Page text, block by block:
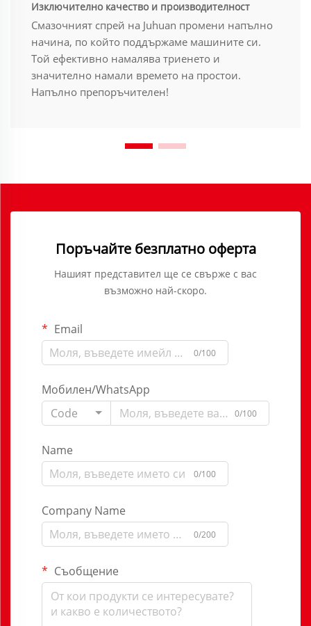
Изключително качество и производителност
Смазочният спрей на Juhuan промени напълно
начина, по който поддържаме машините си.
Той ефективно намалява триенето и
значително намали времето на простои.
Напълно препоръчителен!
Поръчайте безплатно оферта
Нашият представител ще се свърже с вас
възможно най-скоро.
Email
0/100
Мобилен/WhatsApp
Code
0/100
Name
0/100
Company Name
0/200
Съобщение